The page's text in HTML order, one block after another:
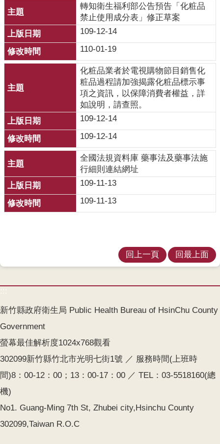
轉知衛生福利部公告預告「化粧品
禁止使用成分表」修正草案
109-12-14
110-01-19
化粧品業者於電視購物節目銷售化
粧品過程請加強揭露化粧品標示事
項之資訊，以保障消費者權益，詳
如說明，請查照。
109-12-14
109-12-14
全國法規資料庫 藥事法及藥事法施
行細則連結網址
109-11-13
109-11-13
回上一頁 回最上面
:::
新竹縣政府衛生局 Public Health Bureau of HsinChu County
Government
螢幕最佳解析度1024x768觀看
302099新竹縣竹北市光明七街1號 ／ 服務時間(上班時
間)8：00-12：00；13：00-17：00 ／ TEL：03-5518160(總
機)
No1. Guang-Ming 7th St, Zhubei city,Hsinchu County
302099,Taiwan R.O.C